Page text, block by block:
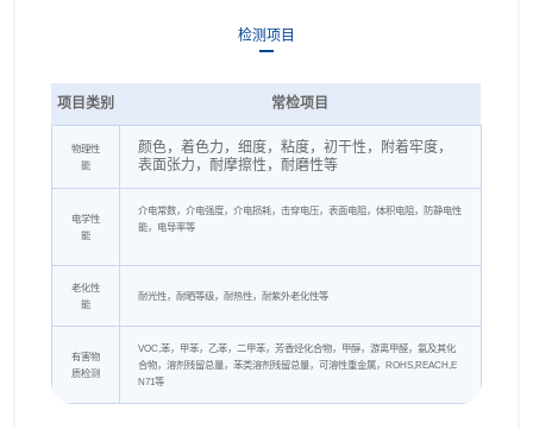
检测项目
项目类别 常检项目
物理性
能
颜色，着色力，细度，粘度，初干性，附着牢度，
表面张力，耐摩擦性，耐磨性等
电学性
能
介电常数，介电强度，介电损耗，击穿电压，表面电阻，体积电阻，防静电性
能，电导率等
老化性
能
耐光性，耐晒等级，耐热性，耐紫外老化性等
有害物
质检测
VOC,苯，甲苯，乙苯，二甲苯，芳香烃化合物，甲醇，游离甲醛，氨及其化
合物，溶剂残留总量，苯类溶剂残留总量，可溶性重金属，ROHS,REACH,E
N71等